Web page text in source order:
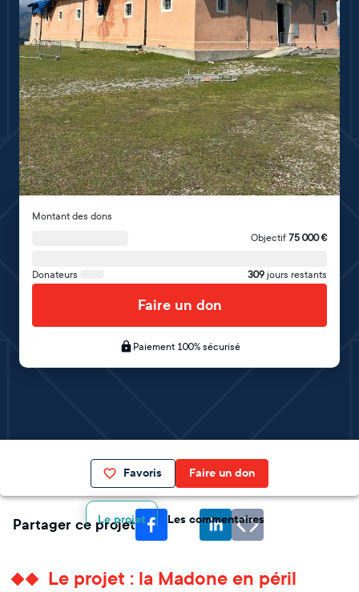
Montant des dons
Objectif 75 000€
Donateurs 309 jours restants
Faire un don
Paiement 100% sécurisé
Favoris Faire un don
Le projet Les commentaires
Partager ce projet
Le projet : la Madone en péril